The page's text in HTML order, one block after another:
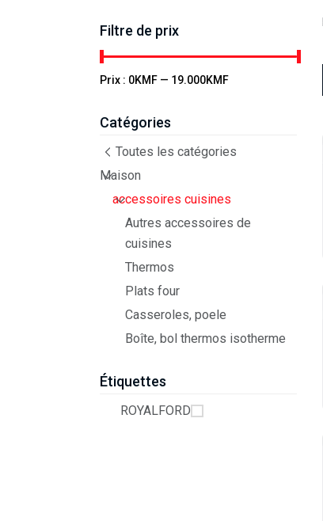
Filtre de prix
Prix : 0KMF — 19.000KMF
Catégories
Toutes les catégories
Maison
accessoires cuisines
Autres accessoires de
cuisines
Thermos
Plats four
Casseroles, poele
Boîte, bol thermos isotherme
Étiquettes
ROYALFORD